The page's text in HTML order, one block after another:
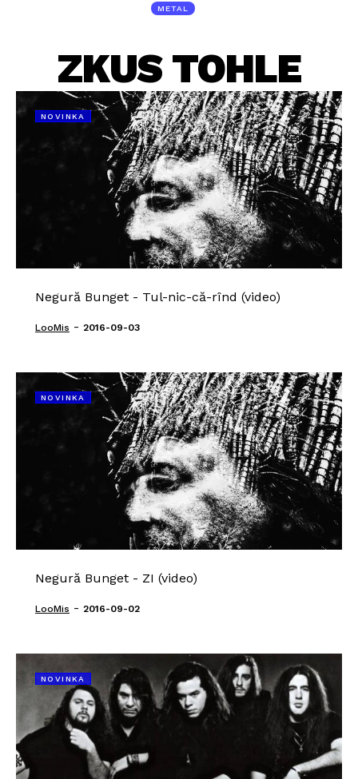
METAL
ZKUS TOHLE
NOVINKA
Negură Bunget - Tul-nic-că-rînd (video)
LooMis - 2016-09-03
NOVINKA
Negură Bunget - ZI (video)
LooMis - 2016-09-02
NOVINKA